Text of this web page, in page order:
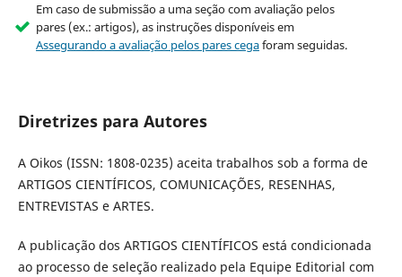
Em caso de submissão a uma seção com avaliação pelos
pares (ex.: artigos), as instruções disponíveis em
Assegurando a avaliação pelos pares cegaforam seguidas.
Diretrizes para Autores
A Oikos (ISSN: 1808-0235) aceita trabalhos sob a forma de
ARTIGOS CIENTÍFICOS, COMUNICAÇÕES, RESENHAS,
ENTREVISTAS e ARTES.
A publicação dos ARTIGOS CIENTÍFICOS está condicionada
ao processo de seleção realizado pela Equipe Editorial com